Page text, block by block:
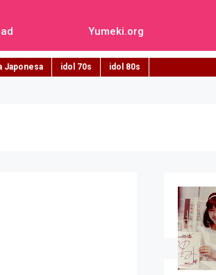
Yumeki.org
Japonesa idol 70s idol 80s